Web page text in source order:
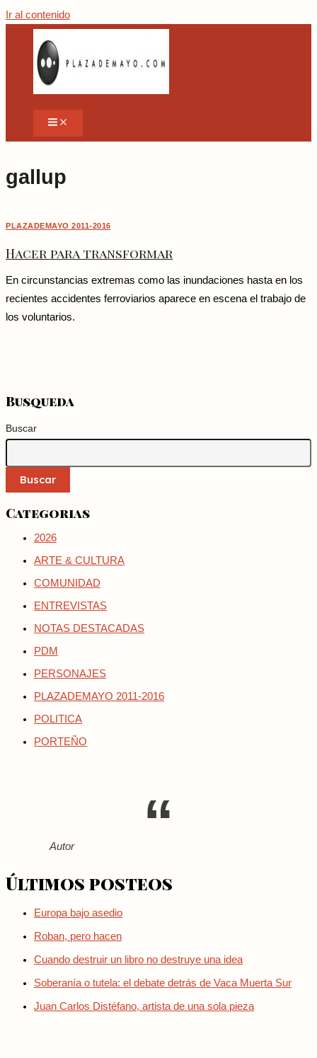
Ir al contenido
gallup
PLAZADEMAYO 2011-2016
Hacer para transformar
En circunstancias extremas como las inundaciones hasta en los
recientes accidentes ferroviarios aparece en escena el trabajo de
los voluntarios.
Busqueda
Buscar
Buscar
Categorias
2026
ARTE & CULTURA
COMUNIDAD
ENTREVISTAS
NOTAS DESTACADAS
PDM
PERSONAJES
PLAZADEMAYO 2011-2016
POLITICA
PORTEÑO
Autor
Últimos posteos
Europa bajo asedio
Roban, pero hacen
Cuando destruir un libro no destruye una idea
Soberanía o tutela: el debate detrás de Vaca Muerta Sur
Juan Carlos Distéfano, artista de una sola pieza